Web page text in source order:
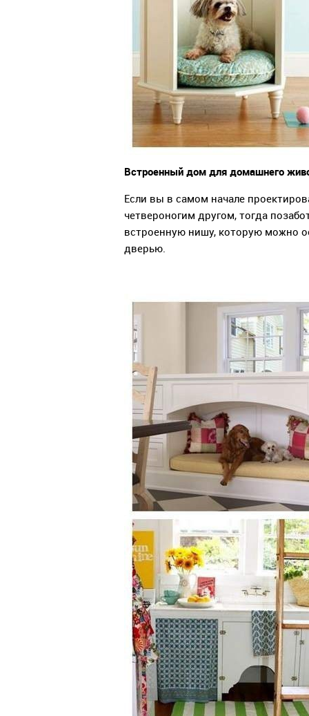
Встроенный дом для домашнего
Если вы в самом начале
четвероногим другом, тогда
встроенную нишу, которую можно
дверью.